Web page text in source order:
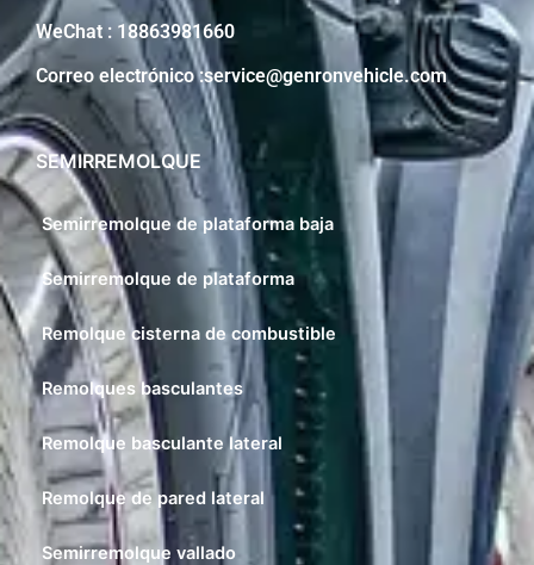
WeChat : 18863981660
Correo electrónico :service@genronvehicle.com
SEMIRREMOLQUE
Semirremolque de plataforma baja
Semirremolque de plataforma
Remolque cisterna de combustible
Remolques basculantes
Remolque basculante lateral
Remolque de pared lateral
Semirremolque vallado